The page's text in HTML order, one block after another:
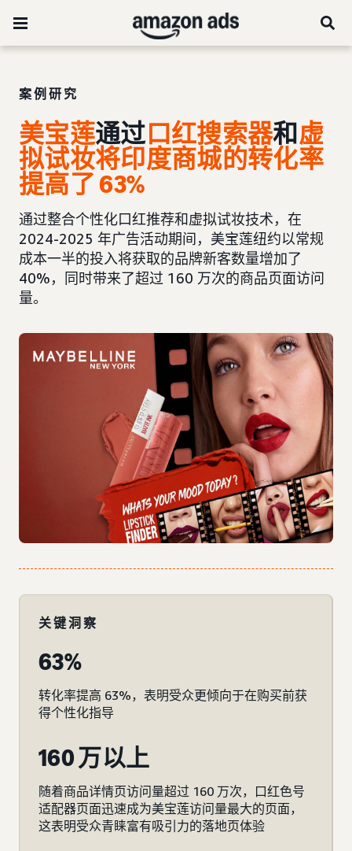
案例研究
美宝莲通过口红搜索器和虚
拟试妆将印度商城的转化率
提高了 63%
通过整合个性化口红推荐和虚拟试妆技术，在
2024-2025 年广告活动期间，美宝莲纽约以常规
成本一半的投入将获取的品牌新客数量增加了
40%，同时带来了超过 160 万次的商品页面访问
量。
关键洞察
63%
转化率提高 63%，表明受众更倾向于在购买前获
得个性化指导
160 万以上
随着商品详情页访问量超过 160 万次，口红色号
适配器页面迅速成为美宝莲访问量最大的页面，
这表明受众青睐富有吸引力的落地页体验